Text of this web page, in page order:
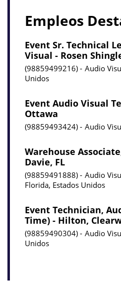
Empleos
Event Sr. Technical
Visual - Rosen
98859499216 Audio
Unidos
Event Audio Visual
Ottawa
98859493424 Audio
Warehouse
Davie, FL
98859491888
Audio
Florida, Estados Unidos
Event Technician,
Time) - Hilton,
98859490304 Audio
Unidos